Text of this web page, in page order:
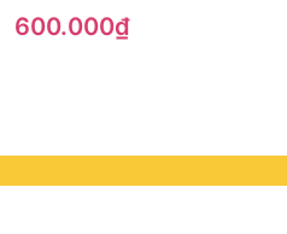
600.000₫